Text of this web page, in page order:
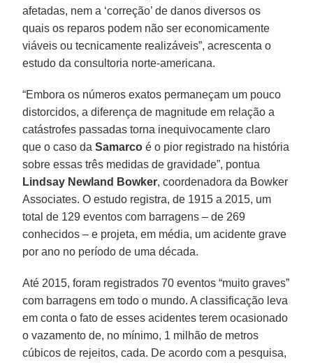
afetadas, nem a ‘correção’ de danos diversos os
quais os reparos podem não ser economicamente
viáveis ou tecnicamente realizáveis”, acrescenta o
estudo da consultoria norte-americana.
“Embora os números exatos permaneçam um pouco
distorcidos, a diferença de magnitude em relação a
catástrofes passadas torna inequivocamente claro
que o caso daSamarco é o pior registrado na história
sobre essas três medidas de gravidade”, pontua
Lindsay Newland Bowker, coordenadora da Bowker
Associates. O estudo registra, de 1915 a 2015, um
total de 129 eventos com barragens – de 269
conhecidos – e projeta, em média, um acidente grave
por ano no período de uma década.
Até 2015, foram registrados 70 eventos “muito graves”
com barragens em todo o mundo. A classificação leva
em conta o fato de esses acidentes terem ocasionado
o vazamento de, no mínimo, 1 milhão de metros
cúbicos de rejeitos, cada. De acordo com a pesquisa,